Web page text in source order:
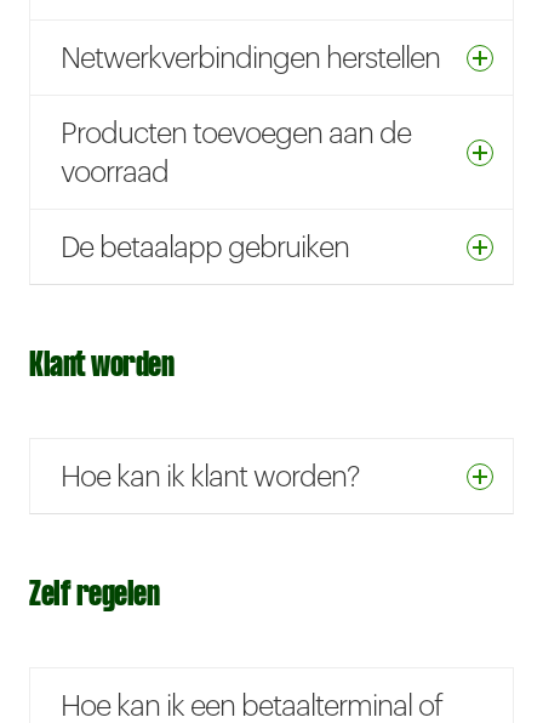
Netwerkverbindingen herstellen
Producten toevoegen aan de
voorraad
De betaalapp gebruiken
Klant worden
Hoe kan ik klant worden?
Zelf regelen
Hoe kan ik een betaalterminal of